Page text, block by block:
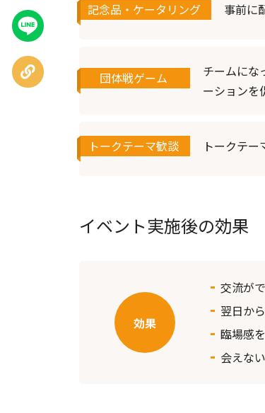
LINEで
送る
URLを
コピー
記念品・ケータリング 事前に
団体戦ゲーム
チームにな
ーションを
トークテーマ歓談 トークテ
イベント実施後の効果
交流が
翌日か
臨場感
会えな